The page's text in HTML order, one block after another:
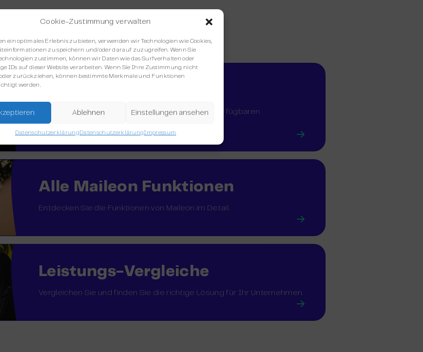
Cookie-Zustimmung verwalten
ein optimales Erlebnis zu bieten, verwenden wir Technologien wie Cookies,
zu speichern und/oder darauf zuzugreifen. Wenn Sie
zustimmen, können wir Daten wie das Surfverhalten oder
IDs auf dieser Website verarbeiten. Wenn Sie Ihre Zustimmung nicht
zurückziehen, können bestimmte Merkmale und Funktionen
werden.
Ablehnen Einstellungen ansehen
DatenschutzerklärungDatenschutzerklärungImpressum
Weitere Integrationen
Entdecken Sie die anderen bereits auf Maileon verfügbaren
Integrationen.
Alle Maileon Funktionen
Entdecken Sie die Funktionen von Maileon im Detail.
Leistungs-Vergleiche
Vergleichen Sie und finden Sie die richtige Lösung für Ihr Unternehmen.